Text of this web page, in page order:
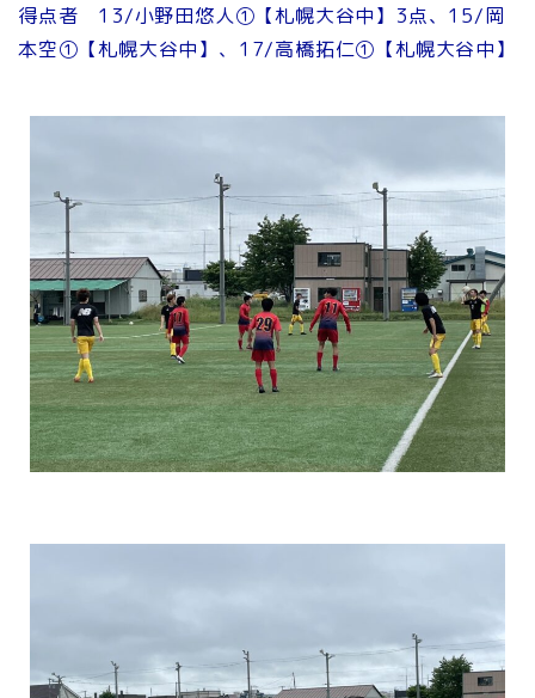
得点者 13/小野田悠人①【札幌大谷中】3点、15/岡
本空①【札幌大谷中】、17/高橋拓仁①【札幌大谷中】